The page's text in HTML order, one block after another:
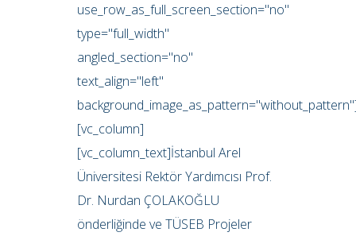
use_row_as_full_screen_section="no"
type="full_width"
angled_section="no"
text_align="left"
[vc_column]
[vc_column_text]İstanbul Arel
Üniversitesi Rektör Yardımcısı Prof.
Dr. Nurdan ÇOLAKOĞLU
önderliğinde ve TÜSEB Projeler